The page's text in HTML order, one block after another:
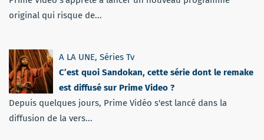
original qui risque de...
A LA UNE, Séries Tv
C’est quoi Sandokan, cette série dont le remake
est diffusé sur Prime Video ?
Depuis quelques jours, Prime Vidéo s'est lancé dans la
diffusion de la vers...